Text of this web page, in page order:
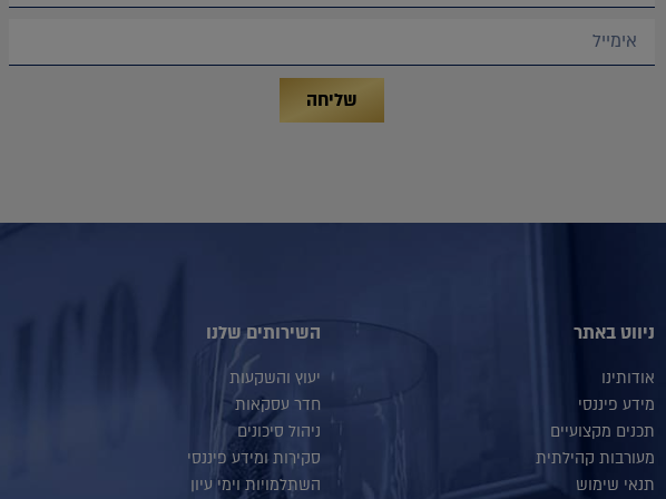
שליחה
ניווט באתר
אודותינו
מידע פיננסי
תכנים מקצועיים
מעורבות קהילתית
תנאי שימוש
השירותים שלנו
יעוץ והשקעות
חדר עסקאות
ניהול סיכונים
סקירות ומידע פיננסי
השתלמויות וימי עיון